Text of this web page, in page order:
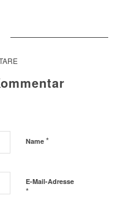
Name *
E-Mail-Adresse
*